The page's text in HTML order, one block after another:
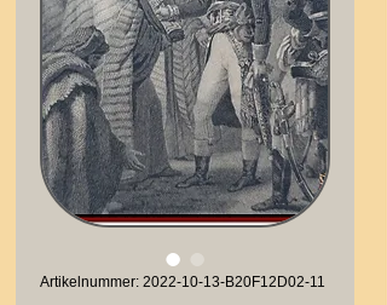
Artikelnummer: 2022-10-13-B20F12D02-11